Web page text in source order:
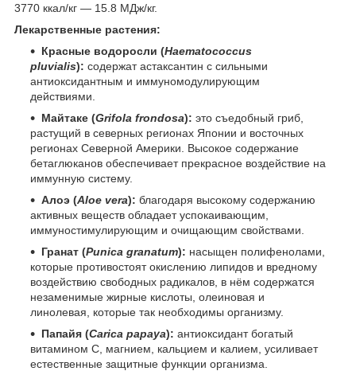
3770 ккал/кг — 15.8 МДж/кг.
Лекарственные растения:
Красные водоросли (Haematococcus
pluvialis): содержат астаксантин с сильными
антиоксидантным и иммуномодулирующим
действиями.
Майтаке (Grifola frondosa): это съедобный гриб,
растущий в северных регионах Японии и восточных
регионах Северной Америки. Высокое содержание
бетаглюканов обеспечивает прекрасное воздействие на
иммунную систему.
Алоэ (Aloe vera): благодаря высокому содержанию
активных веществ обладает успокаивающим,
иммуностимулирующим и очищающим свойствами.
Гранат (Punica granatum): насыщен полифенолами,
которые противостоят окислению липидов и вредному
воздействию свободных радикалов, в нём содержатся
незаменимые жирные кислоты, олеиновая и
линолевая, которые так необходимы организму.
Папайя (Carica papaya): антиоксидант богатый
витамином С, магнием, кальцием и калием, усиливает
естественные защитные функции организма.